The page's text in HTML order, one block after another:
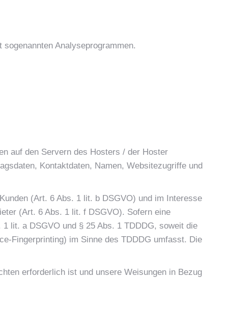
Analyseprogrammen.
auf den Servern des Hosters / der Hoster
Kontaktdaten, Namen, Websitezugriffe und
(Art. 6 Abs. 1 lit. b DSGVO) und im Interesse
(Art. 6 Abs. 1 lit. f DSGVO). Sofern eine
lit. a DSGVO und § 25 Abs. 1 TDDDG, soweit die
Fingerprinting) im Sinne des TDDDG umfasst. Die
erforderlich ist und unsere Weisungen in Bezug